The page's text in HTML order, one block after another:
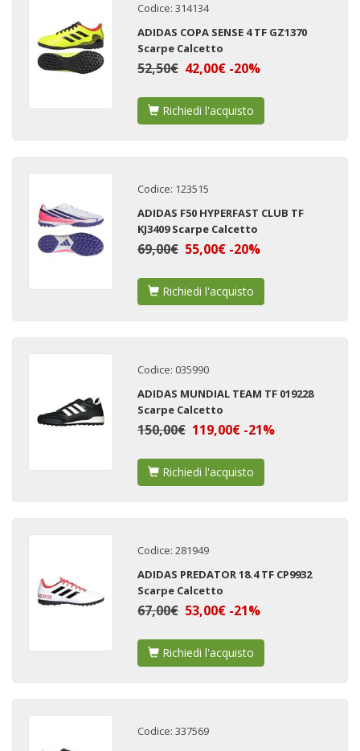
Codice: 314134
ADIDAS COPA SENSE 4 TF GZ1370
Scarpe Calcetto
52,50€ 42,00€ -20%
Richiedi l'acquisto
Codice: 123515
ADIDAS F50 HYPERFAST CLUB TF
KJ3409 Scarpe Calcetto
69,00€ 55,00€ -20%
Richiedi l'acquisto
Codice: 035990
ADIDAS MUNDIAL TEAM TF 019228
Scarpe Calcetto
150,00€ 119,00€ -21%
Richiedi l'acquisto
Codice: 281949
ADIDAS PREDATOR 18.4 TF CP9932
Scarpe Calcetto
67,00€ 53,00€ -21%
Richiedi l'acquisto
Codice: 337569